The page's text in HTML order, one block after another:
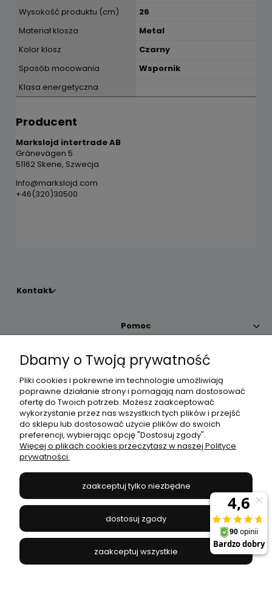
Wysokość produktu (cm)
26
Materiał klosza
Metal
Kolor klosz
Czarny
Sposób mocowania
Wspornik
Klasa energetyczna
Producent
Markslojd intertrade AB
Gränevägen 5
51162 Skene, Szwecja
Info@markslojd.com
+46(320)30500
Kontakt
Pomoc
Moje konto
Płatności i dostawa
Informacje
JANEX
669-050-03-43
504 545 749//E-mail:sklep@janexmarket.pl
Dbamy o Twoją prywatność
Pliki cookies i pokrewne im technologie umożliwiają
poprawne działanie strony i pomagają nam dostosować
ofertę do Twoich potrzeb. Możesz zaakceptować
wykorzystanie przez nas wszystkich tych plików i przejść
do sklepu lub dostosować użycie plików do swoich
preferencji, wybierając opcję "Dostosuj zgody".
Więcej o plikach cookies przeczytasz w naszej Polityce
prywatności.
zaakceptuj tylko niezbędne
dostosuj zgody
zaakceptuj wszystkie